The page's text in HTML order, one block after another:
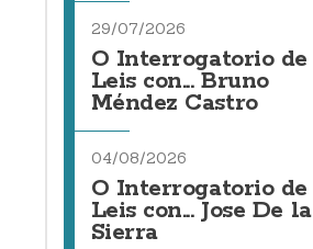
29/07/2026
O Interrogatorio de
Leis con... Bruno
Méndez Castro
04/08/2026
O Interrogatorio de
Leis con... Jose De la
Sierra